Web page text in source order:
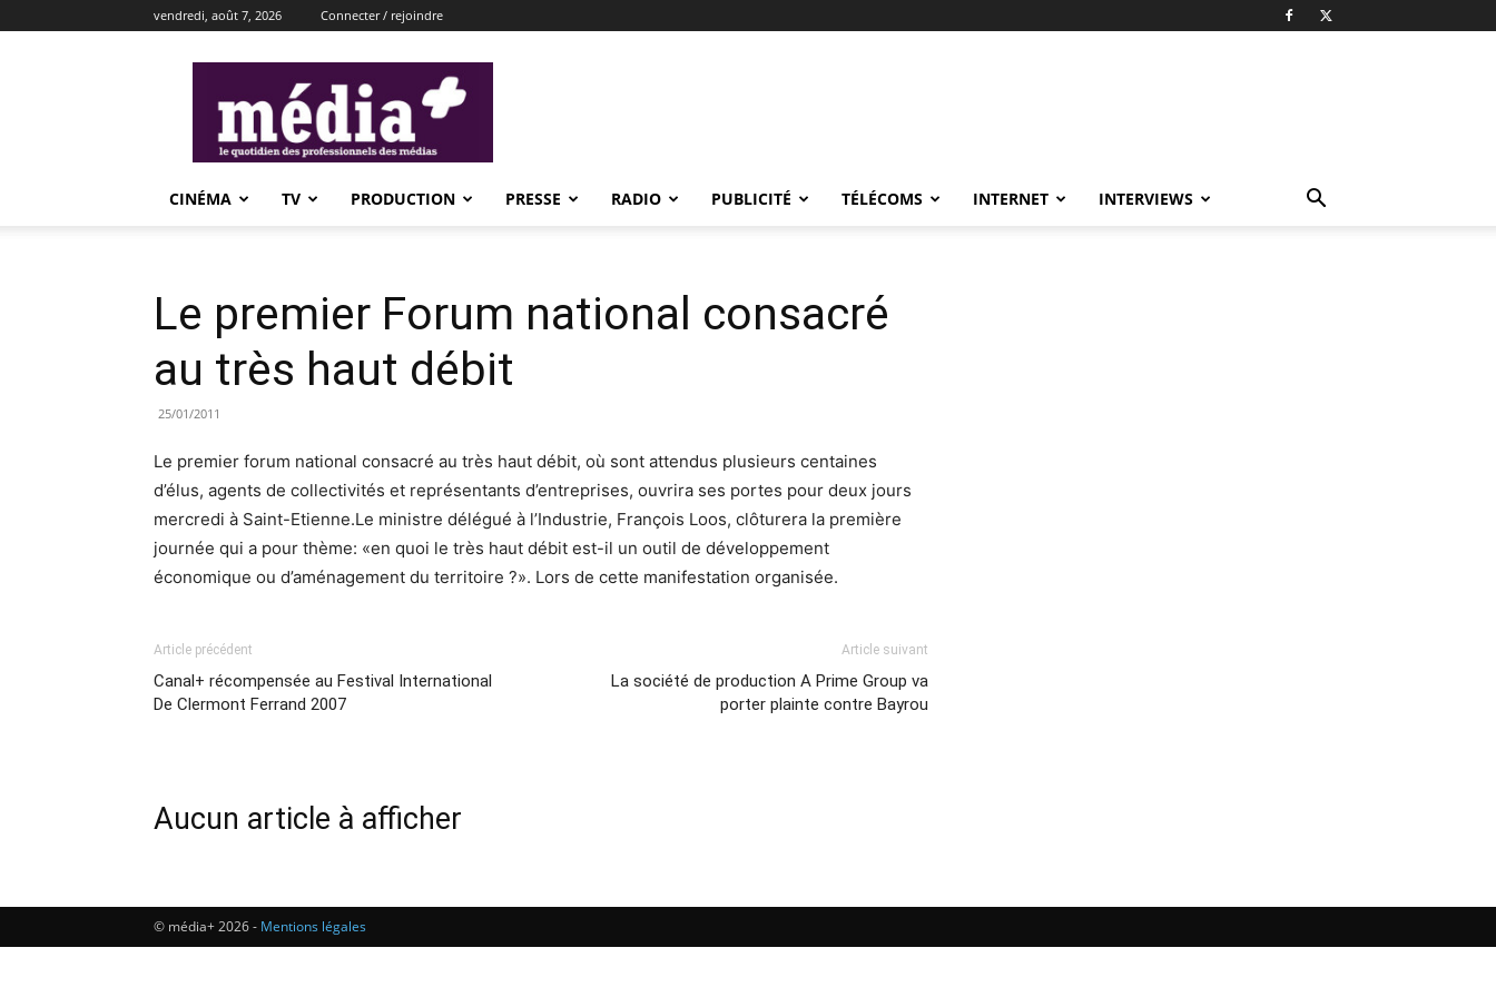
vendredi, août 7, 2026 Connecter / rejoindre
CINÉMA TV PRODUCTION PRESSE RADIO PUBLICITÉ TÉLÉCOMS INTERNET INTERVIEWS
Le premier Forum national consacré
au très haut débit
25/01/2011
Le premier forum national consacré au très haut débit, où sont attendus plusieurs centaines
d’élus, agents de collectivités et représentants d’entreprises, ouvrira ses portes pour deux jours
mercredi à Saint-Etienne.Le ministre délégué à l’Industrie, François Loos, clôturera la première
journée qui a pour thème: «en quoi le très haut débit est-il un outil de développement
économique ou d’aménagement du territoire ?». Lors de cette manifestation organisée.
Article précédent
Canal+ récompensée au Festival International
De Clermont Ferrand 2007
Article suivant
La société de production A Prime Group va
porter plainte contre Bayrou
Aucun article à afficher
© média+ 2026 - Mentions légales